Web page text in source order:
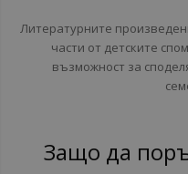
Литературните
части от детските
възможност за
Защо да